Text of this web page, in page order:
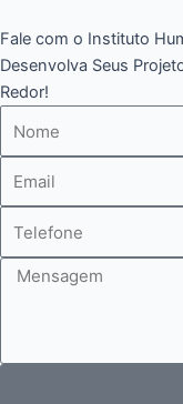
Fale com o Instituto
Desenvolva Seus
Redor!
Mensagem